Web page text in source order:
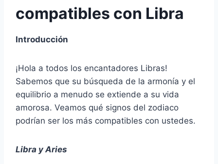
compatibles con Libra
Introducción
¡Hola a todos los encantadores Libras!
Sabemos que su búsqueda de la armonía y el
equilibrio a menudo se extiende a su vida
amorosa. Veamos qué signos del zodiaco
podrían ser los más compatibles con ustedes.
Libra y Aries